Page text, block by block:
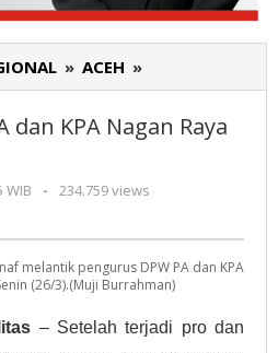
» ACEH »
DPW
dan
Nagan
Resmi
Di
Lantik
dan KPA Nagan Raya
WIB
oleh
-
234.759 views
melantik pengurus DPW PA dan KPA
(26/3).(Muji Burrahman)
– Setelah terjadi pro dan